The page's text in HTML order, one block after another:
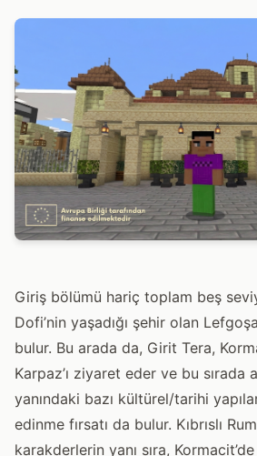
Giriş bölümü hariç toplam beş
Dofi’nin yaşadığı şehir olan
bulur. Bu arada da, Girit Tera,
Karpaz’ı ziyaret eder ve bu sırada
yanındaki bazı kültürel/tarihi
edinme fırsatı da bulur. Kıbrıslı
karakderlerin yanı sıra,